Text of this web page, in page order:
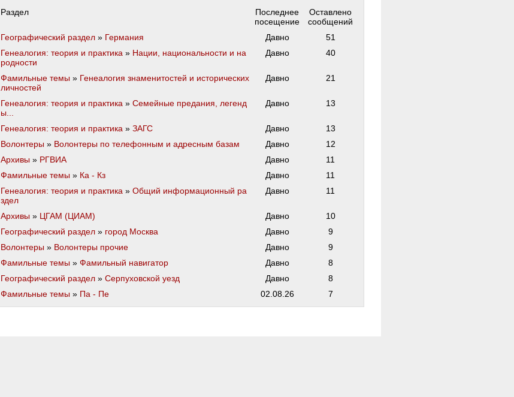
Раздел
Последнее
посещение
Оставлено
сообщений
Географический раздел » Германия Давно
51
Генеалогия: теория и практика » Нации, национальности и на
родности
Давно 40
Фамильные темы » Генеалогия знаменитостей и исторических
личностей
Давно 21
Генеалогия: теория и практика » Семейные предания, легенд
ы...
Давно 13
Генеалогия: теория и практика » ЗАГС Давно
13
Волонтеры » Волонтеры по телефонным и адресным базам Давно
12
Архивы » РГВИА Давно
11
Фамильные темы » Ка - Кз Давно
11
Генеалогия: теория и практика » Общий информационный ра
здел
Давно 11
Архивы » ЦГАМ (ЦИАМ) Давно
10
Географический раздел » город Москва Давно
9
Волонтеры » Волонтеры прочие Давно
9
Фамильные темы » Фамильный навигатор Давно
8
Географический раздел » Серпуховской уезд Давно
8
Фамильные темы » Па - Пе 02.08.26 7